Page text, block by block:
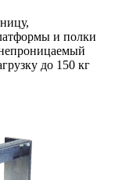
и полки
до 150 кг